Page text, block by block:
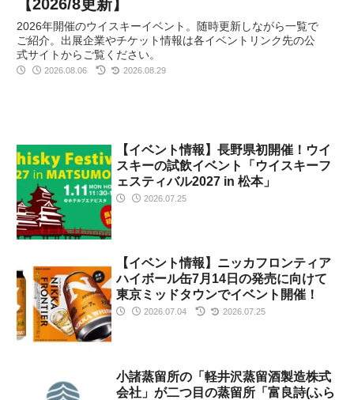
【2026/8更新】
2026年開催のウイスキーイベント。随時更新しながら一覧で
ご紹介。出展企業やチケット情報は各イベントリンク先の公
式サイトからご覧ください。
2026.08.06 2026.08.29
【イベント情報】長野県初開催！ウイ
スキーの試飲イベント「ウイスキーフ
ェスティバル2027 in 松本」
2026.07.25
【イベント情報】ニッカフロンティア
ハイボール缶7月14日の発売に向けて
東京ミッドタウンでイベント開催！
2026.07.04 2026.07.25
小諸蒸留所の「軽井沢蒸留酒製造株式
会社」が二つ目の蒸留所「富良詩(ふら